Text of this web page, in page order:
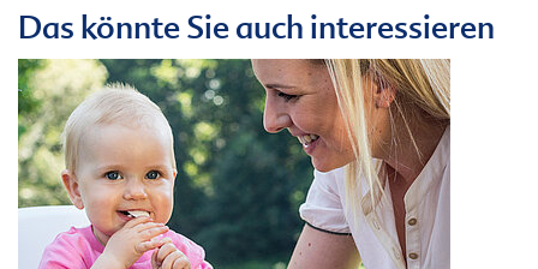
Das könnte Sie auch interessieren